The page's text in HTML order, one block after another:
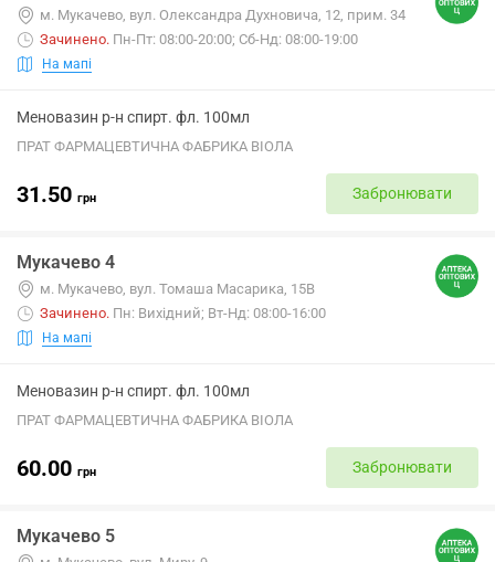
м. Мукачево, вул. Олександра Духновича, 12, прим. 34
Зачинено. Пн-Пт: 08:00-20:00; Сб-Нд: 08:00-19:00
На мапі
Меновазин р-н спирт. фл. 100мл
ПРАТ ФАРМАЦЕВТИЧНА ФАБРИКА ВІОЛА
31.50 грн Забронювати
Мукачево 4
м. Мукачево, вул. Томаша Масарика, 15В
Зачинено. Пн: Вихідний; Вт-Нд: 08:00-16:00
На мапі
Меновазин р-н спирт. фл. 100мл
ПРАТ ФАРМАЦЕВТИЧНА ФАБРИКА ВІОЛА
60.00 грн Забронювати
Мукачево 5